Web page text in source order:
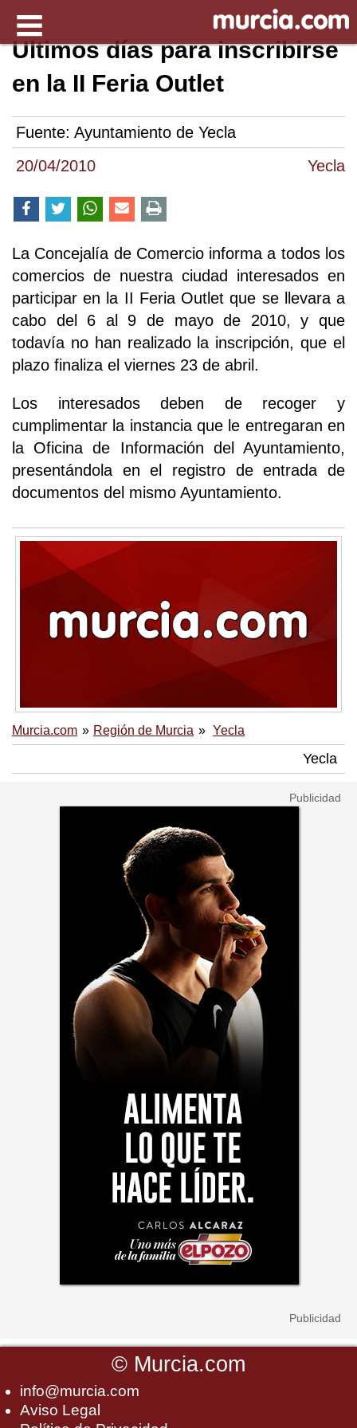
20/04/2010 Yecla
Últimos días para inscribirse
en la II Feria Outlet
Fuente: Ayuntamiento de Yecla
La Concejalía de Comercio informa a todos los
comercios de nuestra ciudad interesados en
participar en la II Feria Outlet que se llevara a
cabo del 6 al 9 de mayo de 2010, y que
todavía no han realizado la inscripción, que el
plazo finaliza el viernes 23 de abril.
Los interesados deben de recoger y
cumplimentar la instancia que le entregaran en
la Oficina de Información del Ayuntamiento,
presentándola en el registro de entrada de
documentos del mismo Ayuntamiento.
Murcia.com Región de Murcia Yecla
Yecla
© Murcia.com
info@murcia.com
Aviso Legal